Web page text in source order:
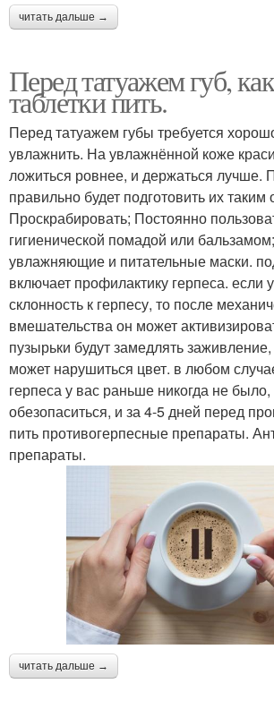
читать дальше →
Перед татуажем губ,
таблетки пить.
Перед татуажем губы требуется
увлажнить. На увлажнённой коже
ложиться ровнее, и держаться лучше.
правильно будет подготовить их таким
Проскрабировать; Постоянно
гигиенической помадой или
увлажняющие и питательные маски.
включает профилактику герпеса. если
склонность к герпесу, то после
вмешательства он может
пузырьки будут замедлять
может нарушиться цвет. в любом
герпеса у вас раньше никогда не было,
обезопаситься, и за 4-5 дней перед
пить противогерпесные препараты.
препараты.
читать дальше →